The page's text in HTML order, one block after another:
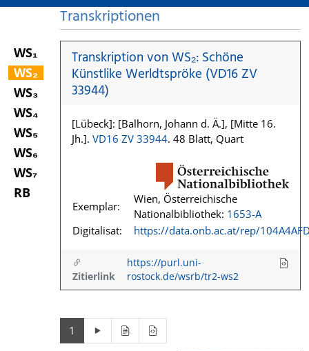
WS₁
WS₂
WS₃
WS₄
WS₅
WS₆
WS₇
RB
Transkriptionen
Transkription von WS₂: Schöne
Künstlike Werldtspröke (VD16 ZV
33944)
[Lübeck]: [Balhorn, Johann d. Ä.], [Mitte 16.
Jh.]. VD16 ZV 33944. 48 Blatt, Quart
Exemplar:
Wien, Österreichische
Nationalbibliothek: 1653-A
Digitalisat:
https://data.onb.ac.at/rep/
Zitierlink
https://purl.uni-
rostock.de/wsrb/tr2-ws2
1